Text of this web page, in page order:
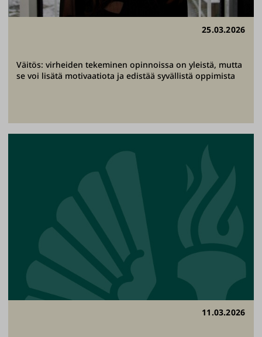
25.03.2026
Väitös: virheiden tekeminen opinnoissa on yleistä, mutta
se voi lisätä motivaatiota ja edistää syvällistä oppimista
11.03.2026